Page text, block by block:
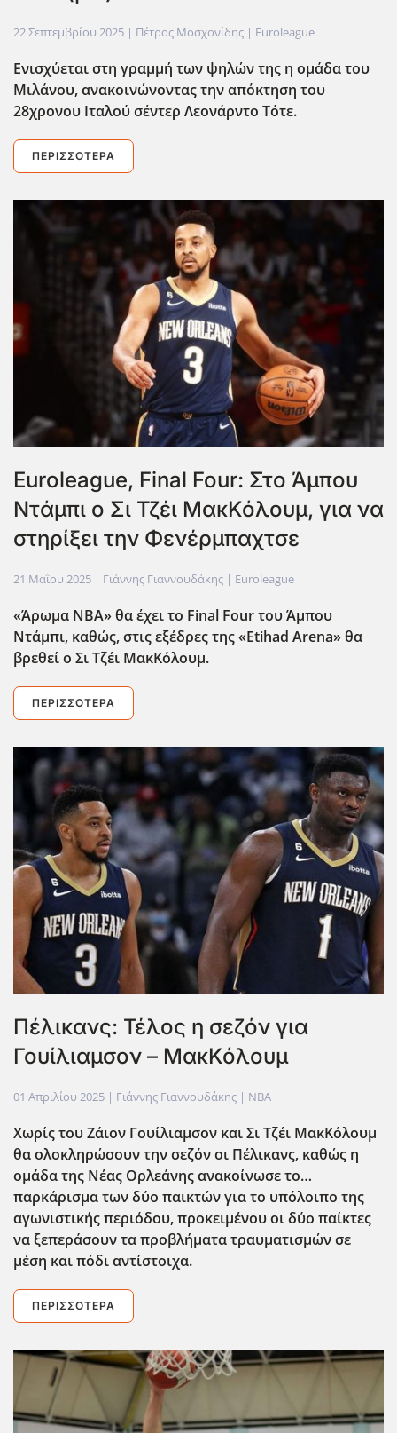
22 Σεπτεμβρίου 2025 | Πέτρος Μοσχονίδης | Euroleague
Ενισχύεται στη γραμμή των ψηλών της η ομάδα του
Μιλάνου, ανακοινώνοντας την απόκτηση του
28χρονου Ιταλού σέντερ Λεονάρντο Τότε.
ΠΕΡΙΣΣΌΤΕΡΑ
Euroleague, Final Four: Στο Άμπου
Ντάμπι ο Σι Τζέι ΜακΚόλουμ, για να
στηρίξει την Φενέρμπαχτσε
21 Μαΐου 2025 | Γιάννης Γιαννουδάκης | Euroleague
«Άρωμα ΝΒΑ» θα έχει το Final Fourτου Άμπου
Ντάμπι, καθώς, στις εξέδρες της «Etihad Arena» θα
βρεθεί ο Σι Τζέι ΜακΚόλουμ.
ΠΕΡΙΣΣΌΤΕΡΑ
Πέλικανς: Τέλος η σεζόν για
Γουίλιαμσον – ΜακΚόλουμ
01 Απριλίου 2025 | Γιάννης Γιαννουδάκης | NBA
Χωρίς του Ζάιον Γουίλιαμσον και Σι Τζέι ΜακΚόλουμ
θα ολοκληρώσουν την σεζόν οι Πέλικανς, καθώς η
ομάδα της Νέας Ορλεάνης ανακοίνωσε το…
παρκάρισμα των δύο παικτών για το υπόλοιπο της
αγωνιστικής περιόδου, προκειμένου οι δύο παίκτες
να ξεπεράσουν τα προβλήματα τραυματισμών σε
μέση και πόδι αντίστοιχα.
ΠΕΡΙΣΣΌΤΕΡΑ